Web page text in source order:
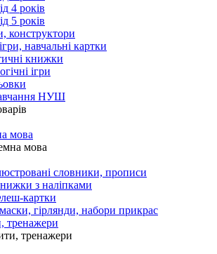
4 років
5 років
конструктори
навчальні картки
книжки
ігри
НУШ
мова
мова
словники, прописи
з наліпками
картки
гірлянди, набори прикрас
тренажери
тренажери